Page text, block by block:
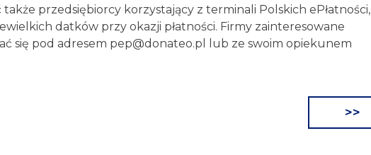
przedsiębiorcy korzystający z terminali Polskich ePłatności,
datków przy okazji płatności. Firmy zainteresowane
się pod adresem pep@donateo.pl lub ze swoim opiekunem
>>